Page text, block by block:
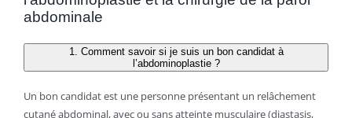
abdominale
1. Comment savoir si je suis un bon candidat à
l’abdominoplastie ?
Un bon candidat est une personne présentant un relâchement
cutané abdominal, avec ou sans atteinte musculaire (diastasis,